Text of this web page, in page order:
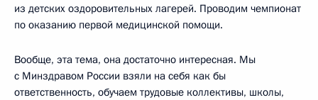
из детских оздоровительных лагерей. Проводим чемпионат
по оказанию первой медицинской помощи.
Вообще, эта тема, она достаточно интересная. Мы
с Минздравом России взяли на себя как бы
ответственность, обучаем трудовые коллективы, школы,